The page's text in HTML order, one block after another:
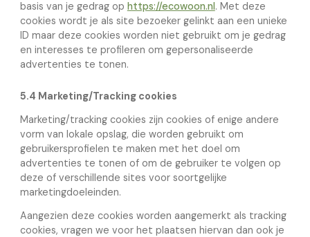
basis van je gedrag op https://ecowoon.nl. Met deze
cookies wordt je als site bezoeker gelinkt aan een unieke
ID maar deze cookies worden niet gebruikt om je gedrag
en interesses te profileren om gepersonaliseerde
advertenties te tonen.
5.4 Marketing/Tracking cookies
Marketing/tracking cookies zijn cookies of enige andere
vorm van lokale opslag, die worden gebruikt om
gebruikersprofielen te maken met het doel om
advertenties te tonen of om de gebruiker te volgen op
deze of verschillende sites voor soortgelijke
marketingdoeleinden.
Aangezien deze cookies worden aangemerkt als tracking
cookies, vragen we voor het plaatsen hiervan dan ook je